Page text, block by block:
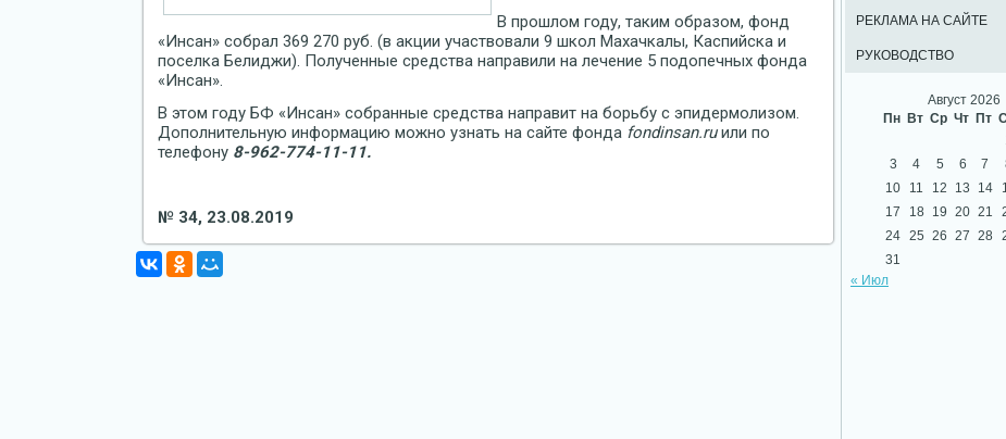
В прошлом году, таким образом, фонд
«Инсан» собрал 369 270 руб. (в акции участвовали 9 школ Махачкалы, Каспийска и
поселка Белиджи). Полученные средства направили на лечение 5 подопечных фонда
«Инсан».
В этом году БФ «Инсан» собранные средства направит на борьбу с эпидермолизом.
Дополнительную информацию можно узнать на сайте фонда fondinsan.ruили по
телефону 8-962-774-11-11.
№ 34, 23.08.2019
РЕКЛАМА НА САЙТЕ
РУКОВОДСТВО
Август 2026
Пн Вт Ср Чт Пт
3
4 5 6 7
10
11 12 13 14
17
18 19 20 21
24 25 26 27 28
31
« Июл